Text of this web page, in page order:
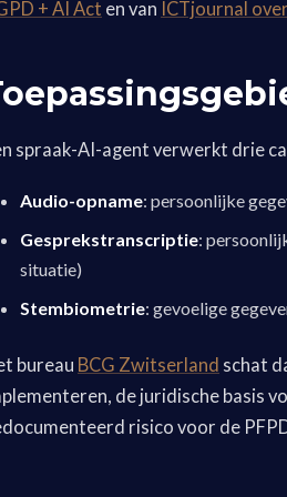
+ AI Act en van ICTjournal
spraak-AI-agent verwerkt drie
Audio-opname: persoonlijke
Gesprekstranscriptie:
situatie)
Stembiometrie: gevoelige
bureau BCG Zwitserland schat
de juridische basis
risico voor de